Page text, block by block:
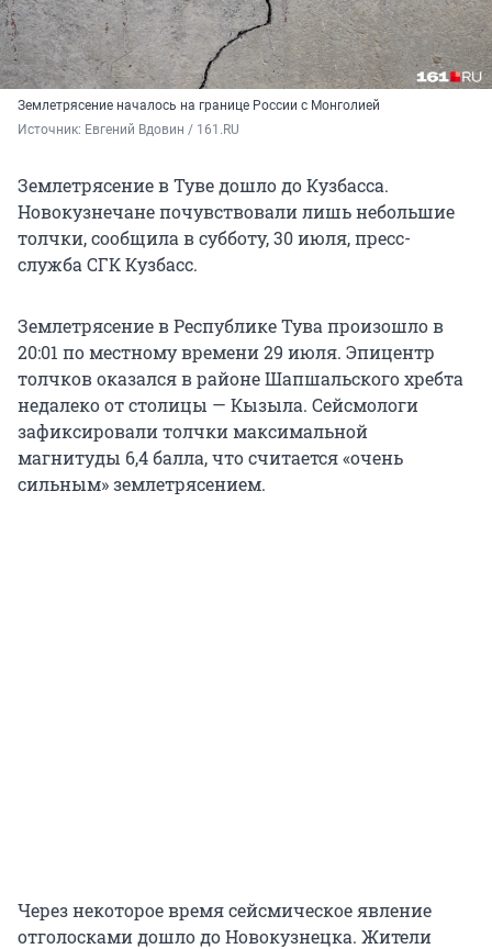
Землетрясение началось на границе России с Монголией
Источник: Евгений Вдовин / 161.RU
Землетрясение в Туве дошло до Кузбасса.
Новокузнечане почувствовали лишь небольшие
толчки, сообщила в субботу, 30 июля, пресс-
служба СГК Кузбасс.
Землетрясение в Республике Тува произошло в
20:01 по местному времени 29 июля. Эпицентр
толчков оказался в районе Шапшальского хребта
недалеко от столицы — Кызыла. Сейсмологи
зафиксировали толчки максимальной
магнитуды 6,4 балла, что считается «очень
сильным» землетрясением.
Через некоторое время сейсмическое явление
отголосками дошло до Новокузнецка. Жители